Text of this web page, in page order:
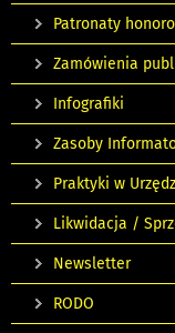
Patronaty
Zamówienia
Infografiki
Zasoby
Praktyki w
Likwidacja /
Newsletter
RODO